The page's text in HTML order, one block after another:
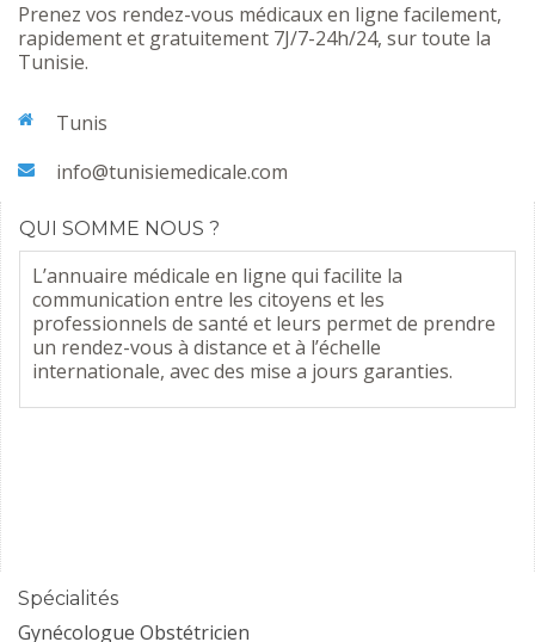
Prenez vos rendez-vous médicaux en ligne facilement,
rapidement et gratuitement 7J/7-24h/24, sur toute la
Tunisie.
Tunis
info@tunisiemedicale.com
QUI SOMME NOUS ?
L’annuaire médicale en ligne qui facilite la
communication entre les citoyens et les
professionnels de santé et leurs permet de prendre
un rendez-vous à distance et à l’échelle
internationale, avec des mise a jours garanties.
Spécialités
Gynécologue Obstétricien